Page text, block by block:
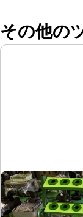
その他の
ツーリングワゴ